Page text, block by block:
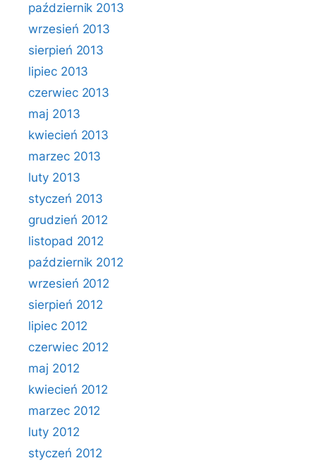
październik 2013
wrzesień 2013
sierpień 2013
lipiec 2013
czerwiec 2013
maj 2013
kwiecień 2013
marzec 2013
luty 2013
styczeń 2013
grudzień 2012
listopad 2012
październik 2012
wrzesień 2012
sierpień 2012
lipiec 2012
czerwiec 2012
maj 2012
kwiecień 2012
marzec 2012
luty 2012
styczeń 2012